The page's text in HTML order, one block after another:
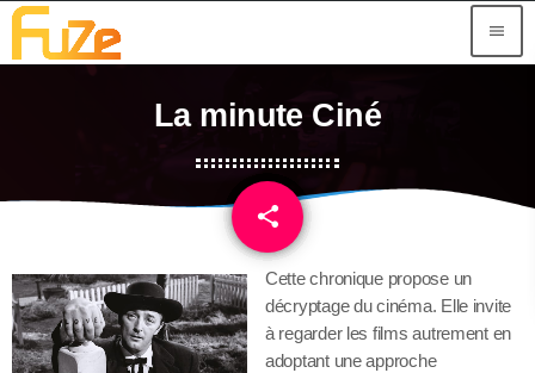
menu
La minute Ciné
share
email
Cette chronique propose un
décryptage du cinéma. Elle invite
à regarder les films autrement en
adoptant une approche